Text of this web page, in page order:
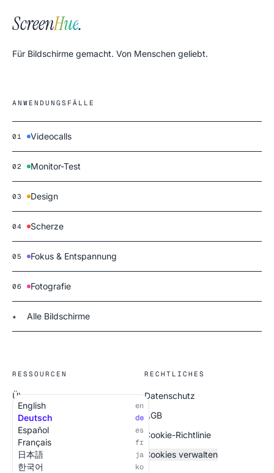
ScreenHue.
Für Bildschirme gemacht. Von Menschen geliebt.
ANWENDUNGSFÄLLE
01 Videocalls
02 Monitor-Test
03 Design
04 Scherze
05 Fokus & Entspannung
06 Fotografie
★ Alle Bildschirme
RESSOURCEN
Über uns
Alle Bildschirme
RECHTLICHES
Datenschutz
AGB
Cookie-Richtlinie
Cookies verwalten
English en
Deutsch de
Español es
Français fr
日本語 ja
한국어 ko